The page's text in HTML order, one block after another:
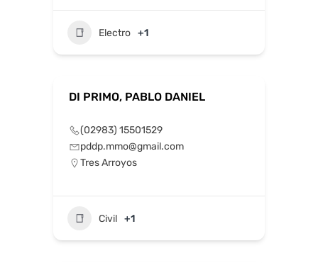
Electro +1
DI PRIMO, PABLO DANIEL
(02983) 15501529
pddp.mmo@gmail.com
Tres Arroyos
Civil +1